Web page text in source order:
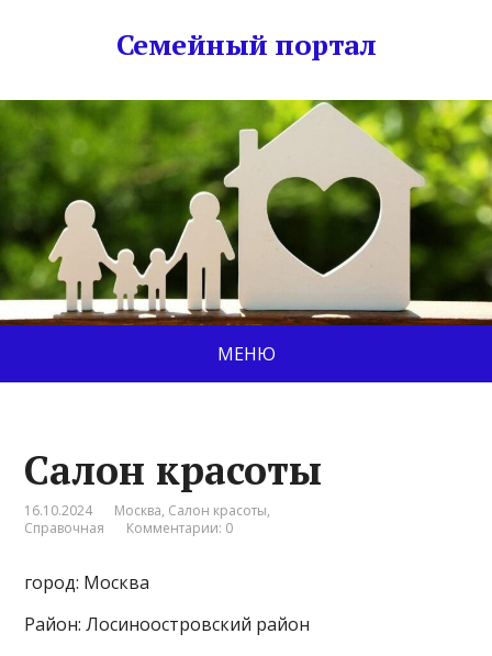
Семейный портал
МЕНЮ
Салон красоты
16.10.2024 Москва, Салон красоты,
Справочная
Комментарии: 0
город: Москва
Район: Лосиноостровский район